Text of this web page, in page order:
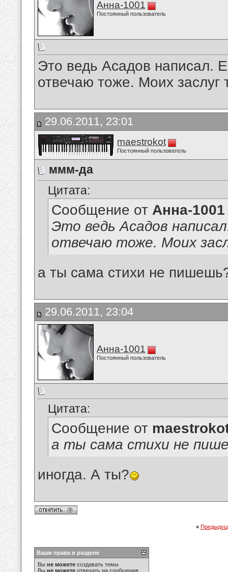
Анна-1001
Постоянный пользователь
Это ведь Асадов написал.
отвечаю тоже. Моих заслуг
29.06.2011, 23:01
maestrokot
Постоянный пользователь
ммм-да
Цитата:
Сообщение от Анна-1001
Это ведь Асадов
отвечаю тоже. Моих
а ты сама стихи не
29.06.2011, 23:04
Анна-1001
Постоянный пользователь
Цитата:
Сообщение от
а ты сама стихи не
иногда. А ты?
«
Ваши права в разделе
Вы не можете создавать темы
Вы не можете отвечать на сообщения